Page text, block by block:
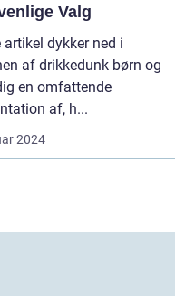
Valg
artikel dykker ned i
af drikkedunk børn og
en omfattende
af, h...
2024